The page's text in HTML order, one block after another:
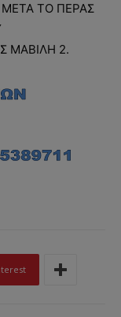
ΜΕΤΑ ΤΟ ΠΕΡΑΣ
ΜΑΒΙΛΗ 2.